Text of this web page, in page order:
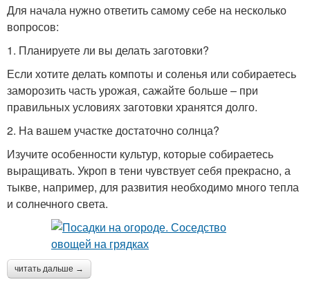
Для начала нужно ответить самому себе на несколько
вопросов:
1. Планируете ли вы делать заготовки?
Если хотите делать компоты и соленья или собираетесь
заморозить часть урожая, сажайте больше – при
правильных условиях заготовки хранятся долго.
2. На вашем участке достаточно солнца?
Изучите особенности культур, которые собираетесь
выращивать. Укроп в тени чувствует себя прекрасно, а
тыкве, например, для развития необходимо много тепла
и солнечного света.
читать дальше →